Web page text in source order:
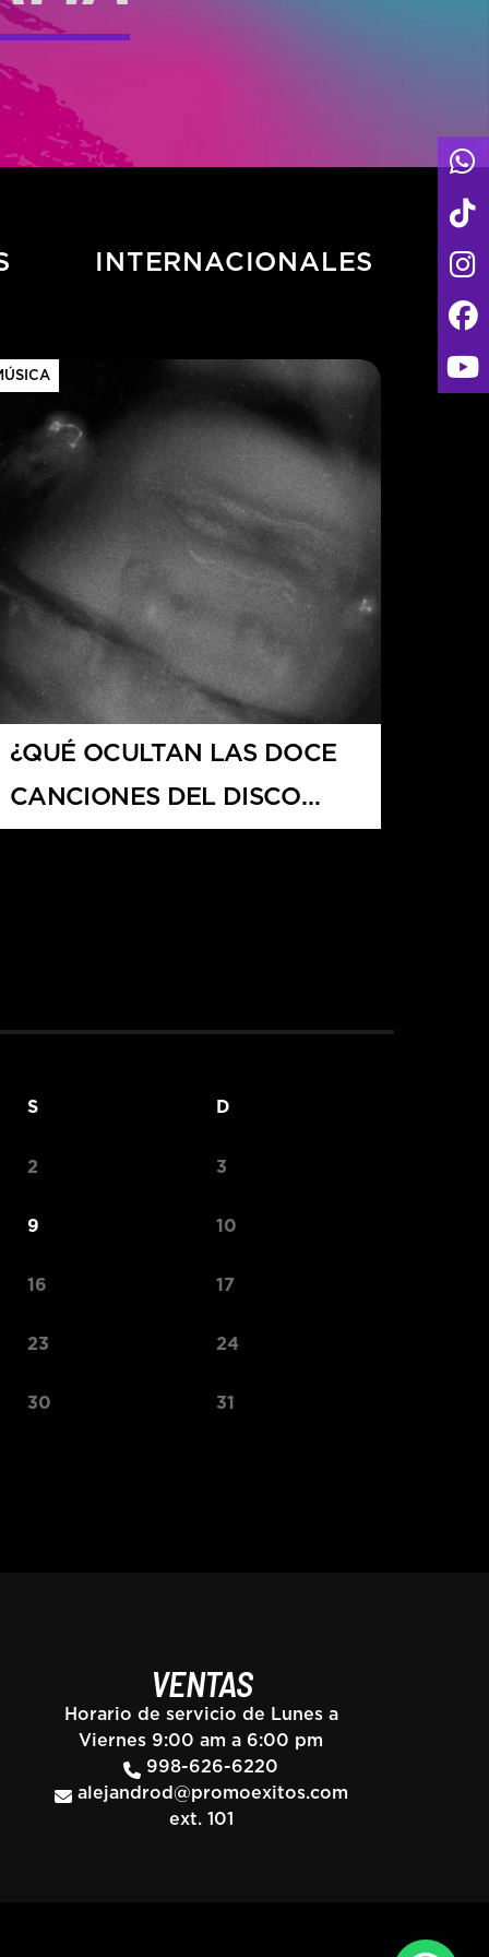
INTERNACIONALES
¿QUÉ OCULTAN LAS DOCE
CANCIONES DEL DISCO
S D
2 3
9 10
16 17
23 24
30 31
VENTAS
Horario de servicio de Lunes a
Viernes 9:00 am a 6:00 pm
998-626-6220
alejandrod@promoexitos.com
ext. 101